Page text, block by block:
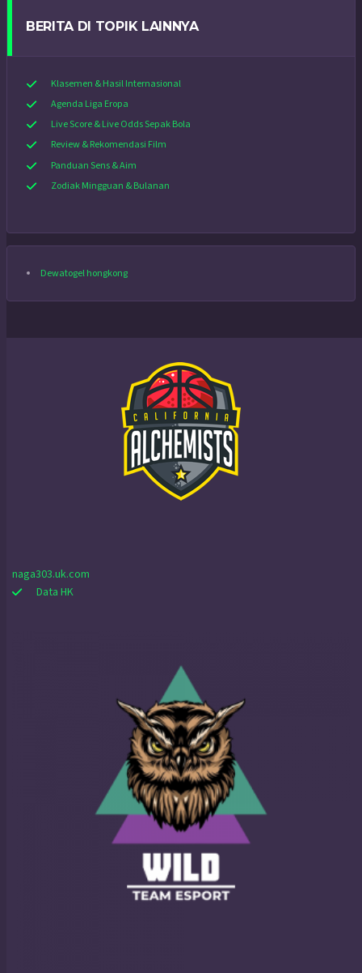
BERITA DI TOPIK LAINNYA
Klasemen & Hasil Internasional
Agenda Liga Eropa
Live Score & Live Odds Sepak Bola
Review & Rekomendasi Film
Panduan Sens & Aim
Zodiak Mingguan & Bulanan
Dewatogel hongkong
naga303.uk.com
Data HK